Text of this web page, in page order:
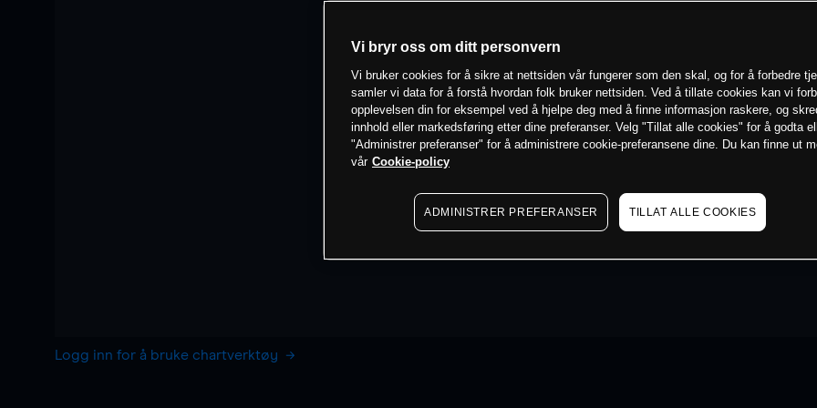
Logg inn for å bruke chartverktøy
Vi bryr oss om ditt personvern
Vi bruker cookies for å sikre at nettsiden vår fungerer som den skal, og for å forbedre
samler vi data for å forstå hvordan folk bruker nettsiden. Ved å tillate cookies kan vi
opplevelsen din for eksempel ved å hjelpe deg med å finne informasjon raskere, og
innhold eller markedsføring etter dine preferanser. Velg "Tillat alle cookies" for å godta
"Administrer preferanser" for å administrere cookie-preferansene dine. Du kan finne ut
vår Cookie-policy
ADMINISTRER PREFERANSER TILLAT ALLE COOKIES